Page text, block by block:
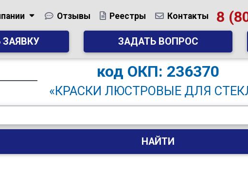
Отзывы Реестры Контакты 8
ЗАДАТЬ ВОПРОС
код ОКП: 236370
«КРАСКИ ЛЮСТРОВЫЕ ДЛЯ
НАЙТИ